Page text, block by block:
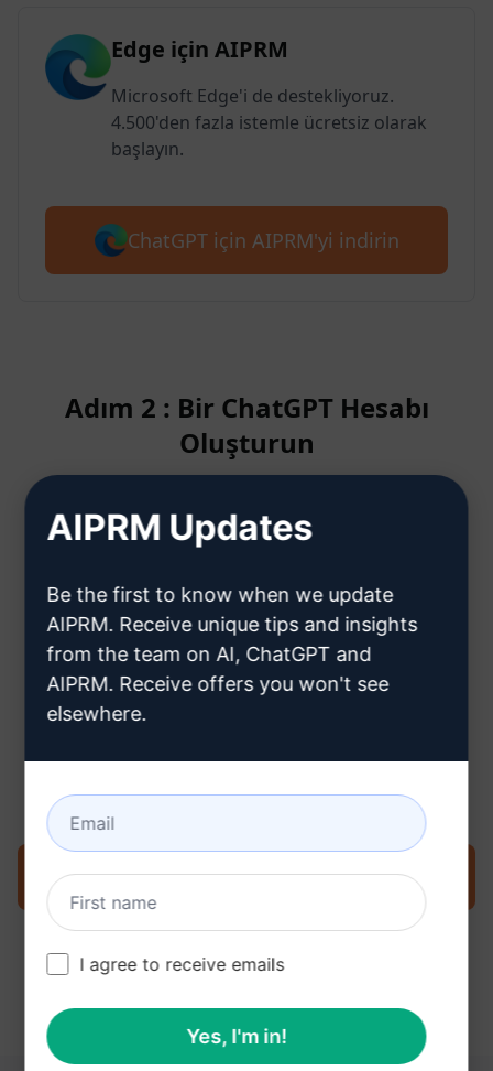
Edge için AIPRM
Microsoft Edge'i de destekliyoruz.
4.500'den fazla istemle ücretsiz olarak
başlayın.
ChatGPT için AIPRM'yi indirin
Adım 2 : Bir ChatGPT Hesabı
Oluşturun
ChatGPT hesabının nasıl
buraya tıklayın
İstemi şimdi ChatGPT'de deneyin
AIPRM Updates
Be the first to know when we update
AIPRM. Receive unique tips and insights
from the team on AI, ChatGPT and
AIPRM. Receive offers you won't see
elsewhere.
I agree to receive emails
Yes, I'm in!